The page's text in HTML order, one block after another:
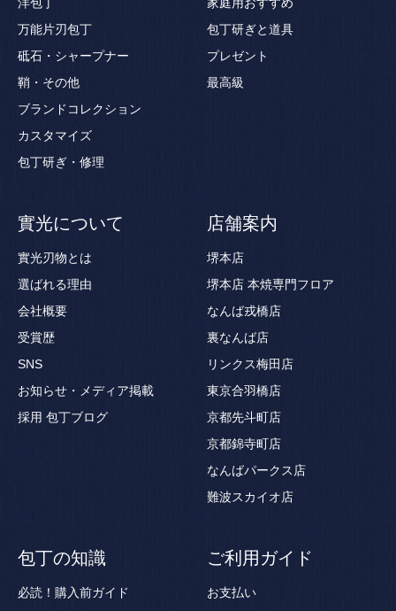
洋包丁
万能片刃包丁
砥石・シャープナー
鞘・その他
ブランドコレクション
カスタマイズ
包丁研ぎ・修理
家庭用おすすめ
包丁研ぎと道具
プレゼント
最高級
實光について
實光刃物とは
選ばれる理由
会社概要
受賞歴
SNS
お知らせ・メディア掲載
採用 包丁ブログ
店舗案内
堺本店
堺本店 本焼専門フロア
なんば戎橋店
裏なんば店
リンクス梅田店
東京合羽橋店
京都先斗町店
京都錦寺町店
なんばパークス店
難波スカイオ店
包丁の知識
必読！購入前ガイド
ご利用ガイド
お支払い